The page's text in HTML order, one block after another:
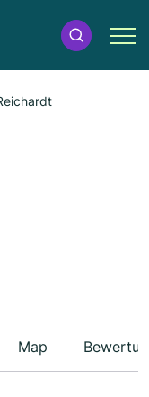
Map